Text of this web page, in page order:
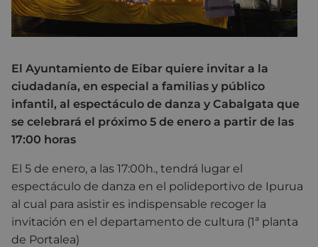
El Ayuntamiento de Eibar quiere invitar a la
ciudadanía, en especial a familias y público
infantil, al espectáculo de danza y Cabalgata que
se celebrará el próximo 5 de enero a partir de las
17:00 horas
El 5 de enero, a las 17:00h., tendrá lugar el
espectáculo de danza en el polideportivo de Ipurua
al cual para asistir es indispensable recoger la
invitación en el departamento de cultura (1ª planta
de Portalea)